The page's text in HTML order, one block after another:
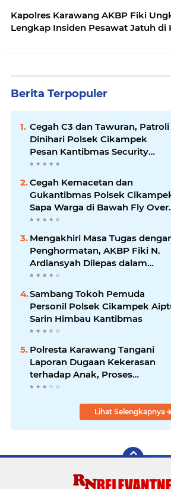
Kapolres Karawang AKBP Fiki
Lengkap Insiden Pesawat Jatuh di
Berita Terpopuler
Cegah C3 dan Tawuran, Patroli
Dinihari Polsek Cikampek
Pesan Kantibmas Security
Perumahan
Cegah Kemacetan dan
Gukantibmas Polsek
Sapa Warga di Bawah Fly Over
Cikampek
Mengakhiri Masa Tugas
Penghormatan, AKBP Fiki N.
Ardiansyah Dilepas dalam
Upacara Farewell Parade oleh
Kapolresta Karawang Kombes
Pol Mario Prahatinto
Sambang Tokoh Pemuda
Personil Polsek Cikampek
Sarin Himbau Kantibmas
Polresta Karawang Tangani
Laporan Dugaan Kekerasan
terhadap Anak, Proses
Penyelidikan Dilakukan Satres
Lihat Selengkapnya